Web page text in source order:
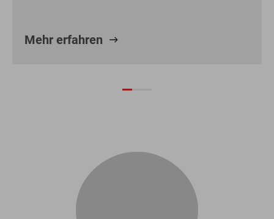
Mehr erfahren